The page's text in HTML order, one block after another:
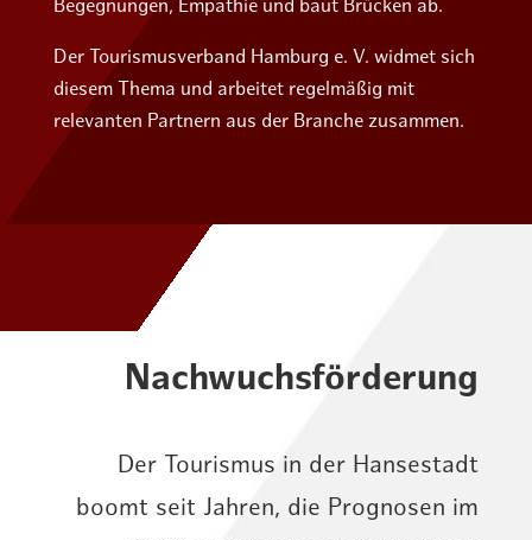
Begegnungen, Empathie und baut Brücken ab.
Der Tourismusverband Hamburg e. V. widmet sich
diesem Thema und arbeitet regelmäßig mit
relevanten Partnern aus der Branche zusammen.
Nachwuchs­förderung
Der Tourismus in der Hansestadt
boomt seit Jahren, die Prognosen im